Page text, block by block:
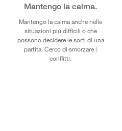
Mantengo la calma.
Mantengo la calma anche nelle
situazioni più difficili o che
possono decidere le sorti di una
partita. Cerco di smorzare i
conflitti.